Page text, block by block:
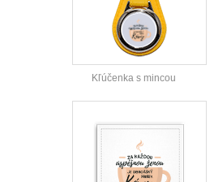
Kľúčenka s mincou